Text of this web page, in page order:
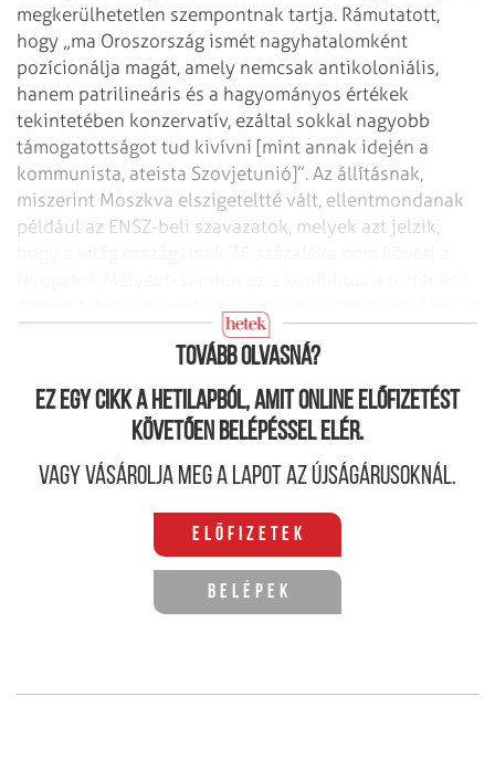
megkerülhetetlen szempontnak tartja. Rámutatott,
hogy „ma Oroszország ismét nagyhatalomként
pozícionálja magát, amely nemcsak antikoloniális,
hanem patrilineáris és a hagyományos értékek
tekintetében konzervatív, ezáltal sokkal nagyobb
támogatottságot tud kivívni [mint annak idején a
kommunista, ateista Szovjetunió]”. Az állításnak,
miszerint Moszkva elszigeteltté vált, ellentmondanak
például az ENSZ-beli szavazatok, melyek azt jelzik,
Tovább olvasná?
Ez egy cikk a hetilapból, amit online előfizetést
követően belépéssel elér.
Vagy vásárolja meg a lapot az újságárusoknál.
Előfizetek
Belépek